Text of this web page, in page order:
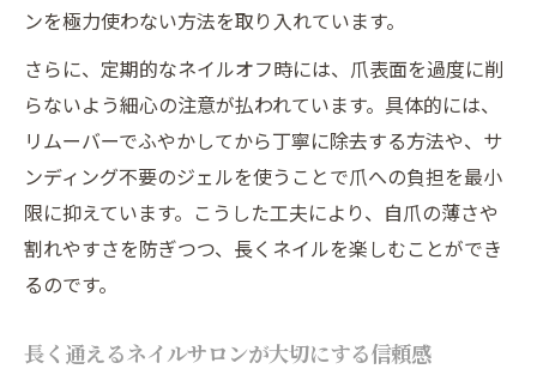
ンを極力使わない方法を取り入れています。
さらに、定期的なネイルオフ時には、爪表面を過度に削
らないよう細心の注意が払われています。具体的には、
リムーバーでふやかしてから丁寧に除去する方法や、サ
ンディング不要のジェルを使うことで爪への負担を最小
限に抑えています。こうした工夫により、自爪の薄さや
割れやすさを防ぎつつ、長くネイルを楽しむことができ
るのです。
長く通えるネイルサロンが大切にする信頼感